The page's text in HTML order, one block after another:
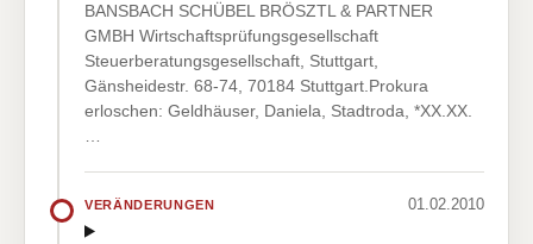
BANSBACH SCHÜBEL BRÖSZTL & PARTNER
GMBH Wirtschaftsprüfungsgesellschaft
Steuerberatungsgesellschaft, Stuttgart,
Gänsheidestr. 68-74, 70184 Stuttgart.Prokura
erloschen: Geldhäuser, Daniela, Stadtroda, *XX.XX.
VERÄNDERUNGEN 01.02.2010